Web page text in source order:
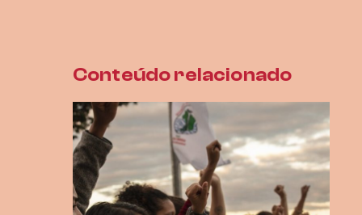
Conteúdo relacionado